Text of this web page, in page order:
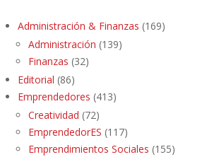
Administración & Finanzas (169)
Administración (139)
Finanzas (32)
Editorial (86)
Emprendedores (413)
Creatividad (72)
EmprendedorES (117)
Emprendimientos Sociales (155)